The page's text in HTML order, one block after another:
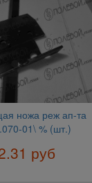
ножа реж ап-та
01\ % (шт.)
руб